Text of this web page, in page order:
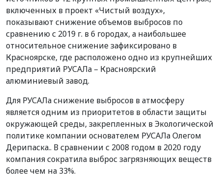
включенных в проект «Чистый воздух»,
показывают снижение объемов выбросов по
сравнению с 2019 г. в 6 городах, а наибольшее
относительное снижение зафиксировано в
Красноярске, где расположено одно из крупнейших
предприятий РУСАЛа – Красноярский
алюминиевый завод.
Для РУСАЛа снижение выбросов в атмосферу
является одним из приоритетов в области защиты
окружающей среды, закрепленных в Экологической
политике компании основателем РУСАЛа Олегом
Дерипаска.. В сравнении с 2008 годом в 2020 году
компания сократила выброс загрязняющих веществ
более чем на 33%.